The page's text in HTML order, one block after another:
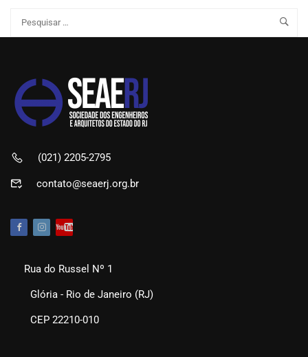
(021) 2205-2795
contato@seaerj.org.br
Rua do Russel Nº 1
Glória - Rio de Janeiro (RJ)
CEP 22210-010